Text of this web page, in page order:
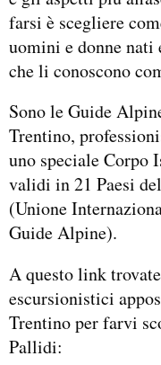
farsi è scegliere
uomini e donne nati
che li conoscono
Sono le Guide
Trentino,
uno speciale Corpo
validi in 21 Paesi
(Unione
Guide Alpine).
A questo link
escursionistici
Trentino per farvi
Pallidi: